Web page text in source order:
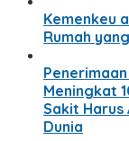
Kemenkeu
Rumah
Meningkat
Sakit Harus
Dunia